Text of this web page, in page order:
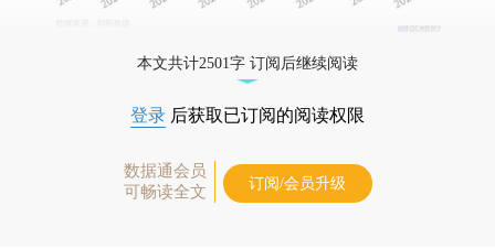
本文共计2501字 订阅后继续阅读
登录 后获取已订阅的阅读权限
数据通会员
可畅读全文
订阅/会员升级